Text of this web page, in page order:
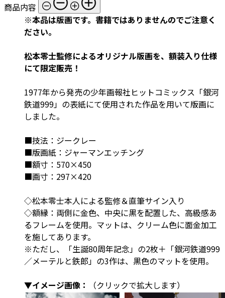
商品内容
※本品は版画です。書籍ではありませんのでご注意く
ださい。
松本零士監修によるオリジナル版画を、額装入り仕様
にて限定販売！
1977年から発売の少年画報社ヒットコミックス「銀河
鉄道999」の表紙にて使用された作品を用いて版画に
しました。
■技法：ジークレー
■版画紙：ジャーマンエッチング
■額寸：570×450
■画寸：297×420
◇松本零士本人による監修＆直筆サイン入り
◇額縁：両側に金色、中央に黒を配置した、高級感あ
るフレームを使用。マットは、クリーム色に面金加工
を施してあります。
※ただし、「生誕80周年記念」の2枚＋「銀河鉄道999
／メーテルと鉄郎」の3作は、黒色のマットを使用。
▼イメージ画像：
（クリックで拡大します）